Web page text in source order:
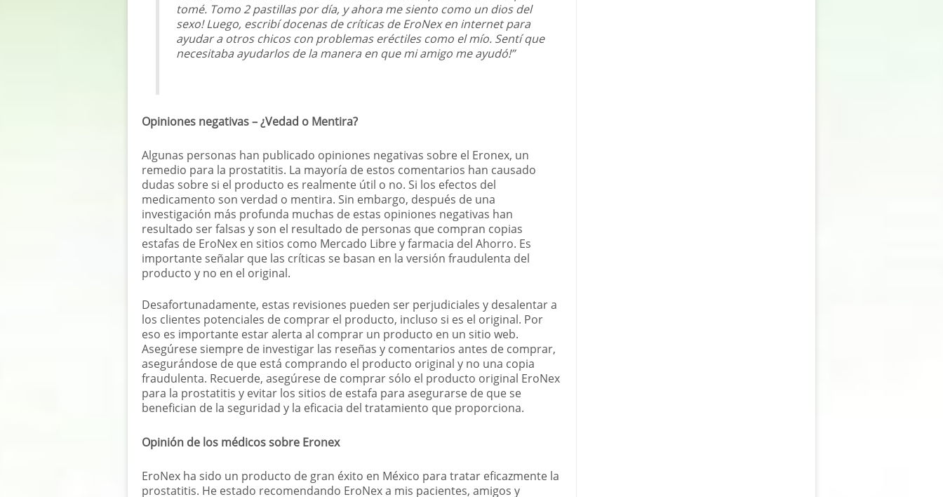
tomé. Tomo 2 pastillas por día, y ahora me siento como un dios del
sexo! Luego, escribí docenas de críticas de EroNex en internet para
ayudar a otros chicos con problemas eréctiles como el mío. Sentí que
necesitaba ayudarlos de la manera en que mi amigo me ayudó!”
Opiniones negativas – ¿Vedad o Mentira?
Algunas personas han publicado opiniones negativas sobre el Eronex, un
remedio para la prostatitis. La mayoría de estos comentarios han causado
dudas sobre si el producto es realmente útil o no. Si los efectos del
medicamento son verdad o mentira. Sin embargo, después de una
investigación más profunda muchas de estas opiniones negativas han
resultado ser falsas y son el resultado de personas que compran copias
estafas de EroNex en sitios como Mercado Libre y farmacia del Ahorro. Es
importante señalar que las críticas se basan en la versión fraudulenta del
producto y no en el original.
Desafortunadamente, estas revisiones pueden ser perjudiciales y desalentar a
los clientes potenciales de comprar el producto, incluso si es el original. Por
eso es importante estar alerta al comprar un producto en un sitio web.
Asegúrese siempre de investigar las reseñas y comentarios antes de comprar,
asegurándose de que está comprando el producto original y no una copia
fraudulenta. Recuerde, asegúrese de comprar sólo el producto original EroNex
para la prostatitis y evitar los sitios de estafa para asegurarse de que se
benefician de la seguridad y la eficacia del tratamiento que proporciona.
Opinión de los médicos sobre Eronex
EroNex ha sido un producto de gran éxito en México para tratar eficazmente la
prostatitis. He estado recomendando EroNex a mis pacientes, amigos y